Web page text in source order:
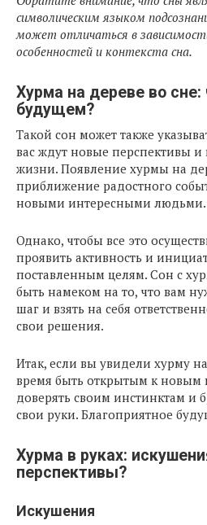
символическим языком
может отличаться в
особенностей и контекста сна.
Хурма на дереве во
будущем?
Такой сон может также
вас ждут новые перспективы
жизни. Появление хурмы на
приближение радостного
новыми интересными людьми.
Однако, чтобы все это
проявить активность и
поставленным целям. Сон с
быть намеком на то, что вам
шаг и взять на себя
свои решения.
Итак, если вы увидели хурму
время быть открытым к новым
доверять своим инстинктам и
свои руки. Благоприятное
Хурма в руках:
перспективы?
Искушения